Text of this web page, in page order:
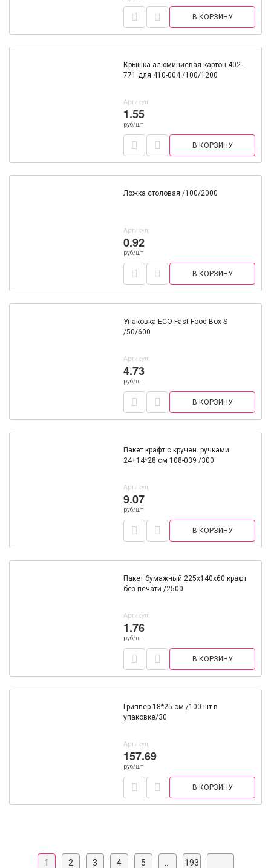
В КОРЗИНУ
Крышка алюминиевая картон 402-
771 для 410-004 /100/1200
Артикул:
1.55
руб/шт
В КОРЗИНУ
Ложка столовая /100/2000
Артикул:
0.92
руб/шт
В КОРЗИНУ
Упаковка ECO Fast Food Box S
/50/600
Артикул:
4.73
руб/шт
В КОРЗИНУ
Пакет крафт с кручен. ручками
24+14*28 см 108-039 /300
Артикул:
9.07
руб/шт
В КОРЗИНУ
Пакет бумажный 225х140х60 крафт
без печати /2500
Артикул:
1.76
руб/шт
В КОРЗИНУ
Гриппер 18*25 см /100 шт в
упаковке/30
Артикул:
157.69
руб/шт
В КОРЗИНУ
1 2 3 4 5 193